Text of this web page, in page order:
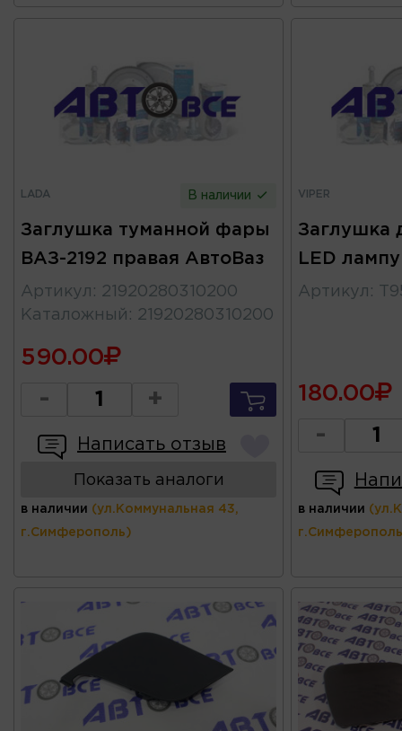
LADA В наличии
Заглушка туманной фары
ВАЗ-2192 правая АвтоВаз
Артикул : 21920280310200
Каталожный : 21920280310200
590.00
- +
Написать отзыв
Показать аналоги
в наличии (ул.Коммунальная 43,
г.Симферополь)
VIPER
Заглушка
LED
Артикул :
180.00
-
в наличии